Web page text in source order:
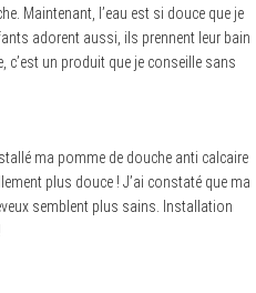
Maintenant, l’eau est si douce que je
adorent aussi, ils prennent leur bain
c’est un produit que je conseille sans
ma pomme de douche anti calcaire
plus douce ! J’ai constaté que ma
semblent plus sains. Installation